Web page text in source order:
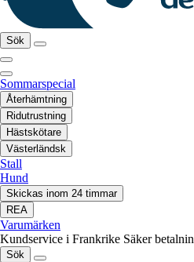
Sök
Sommarspecial
Återhämtning
Ridutrustning
Hästskötare
Västerländsk
Stall
Hund
Skickas inom 24 timmar
REA
Varumärken
Kundservice i Frankrike Säker
Sök